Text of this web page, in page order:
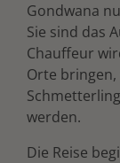
Gondwana
Sie sind das
Chauffeur
Orte bringen,
werden.
Die Reise